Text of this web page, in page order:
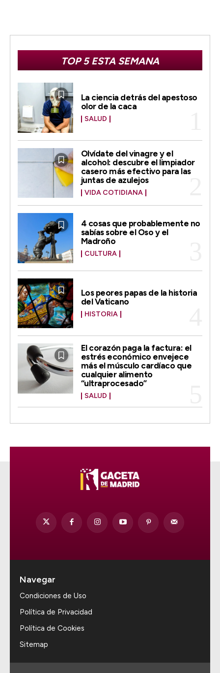
TOP 5 ESTA SEMANA
La ciencia detrás del apestoso
olor de la caca
SALUD
Olvídate del vinagre y el
alcohol: descubre el limpiador
casero más efectivo para las
juntas de azulejos
VIDA COTIDIANA
4 cosas que probablemente no
sabías sobre el Oso y el
Madroño
CULTURA
Los peores papas de la historia
del Vaticano
HISTORIA
El corazón paga la factura: el
estrés económico envejece
más el músculo cardíaco que
cualquier alimento
“ultraprocesado”
SALUD
Navegar
Condiciones de Uso
Política de Privacidad
Política de Cookies
Sitemap